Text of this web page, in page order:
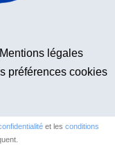
Mentions légales
préférences cookies
et les conditions